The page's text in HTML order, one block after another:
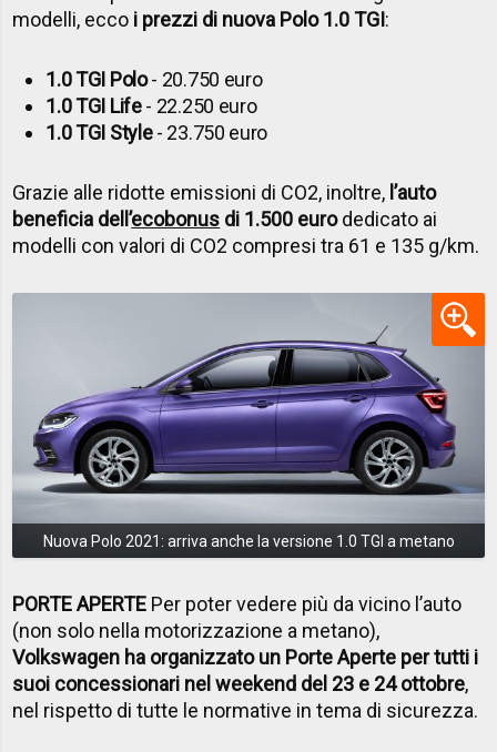
modelli, ecco i prezzi di nuova Polo 1.0 TGI:
1.0 TGI Polo- 20.750 euro
1.0 TGI Life- 22.250 euro
1.0 TGI Style- 23.750 euro
Grazie alle ridotte emissioni di CO2, inoltre, l’auto
beneficia dell’ecobonus di 1.500 eurodedicato ai
modelli con valori di CO2 compresi tra 61 e 135 g/km.
Nuova Polo 2021: arriva anche la versione 1.0 TGI a metano
PORTE APERTE Per poter vedere più da vicino l’auto
(non solo nella motorizzazione a metano),
Volkswagen ha organizzato un Porte Aperte per tutti i
suoi concessionari nel weekend del 23 e 24 ottobre,
nel rispetto di tutte le normative in tema di sicurezza.